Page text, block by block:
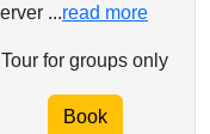
...read more
Tour for groups only
Book